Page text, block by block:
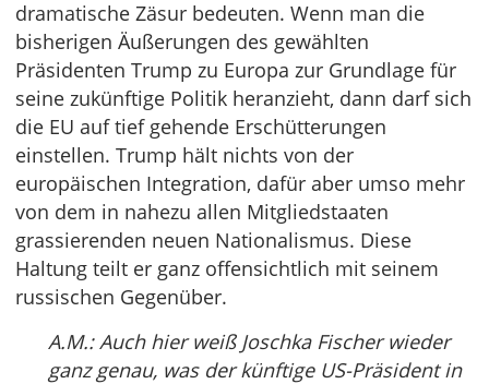
dramatische Zäsur bedeuten. Wenn man die
bisherigen Äußerungen des gewählten
Präsidenten Trump zu Europa zur Grundlage für
seine zukünftige Politik heranzieht, dann darf sich
die EU auf tief gehende Erschütterungen
einstellen. Trump hält nichts von der
europäischen Integration, dafür aber umso mehr
von dem in nahezu allen Mitgliedstaaten
grassierenden neuen Nationalismus. Diese
Haltung teilt er ganz offensichtlich mit seinem
russischen Gegenüber.
A.M.: Auch hier weiß Joschka Fischer wieder
ganz genau, was der künftige US-Präsident in